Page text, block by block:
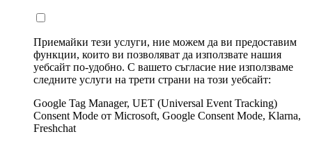
Приемайки тези услуги, ние можем да ви предоставим
функции, които ви позволяват да използвате нашия
уебсайт по-удобно. С вашето съгласие ние използваме
следните услуги на трети страни на този уебсайт:
Google Tag Manager, UET (Universal Event Tracking)
Consent Mode от Microsoft, Google Consent Mode, Klarna,
Freshchat